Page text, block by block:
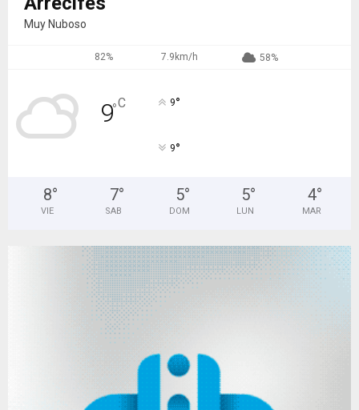
Muy Nuboso
82% 7.9km/h 58%
9°C 9°
9°
8°
VIE
7°
SAB
5°
DOM
5°
LUN
4°
MAR